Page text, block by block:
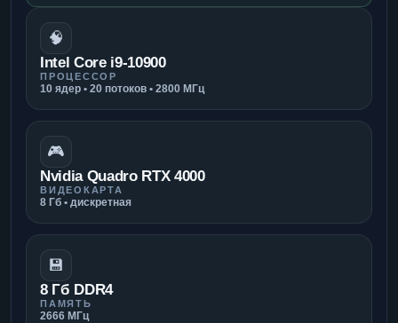
🧠
Intel Core i9-10900
ПРОЦЕССОР
10 ядер • 20 потоков • 2800 МГц
🎮
Nvidia Quadro RTX 4000
ВИДЕОКАРТА
8 Гб • дискретная
💾
8 Гб DDR4
ПАМЯТЬ
2666 МГц